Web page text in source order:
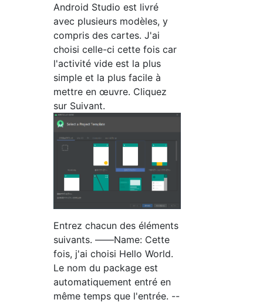
Android Studio est livré
avec plusieurs modèles, y
compris des cartes. J'ai
choisi celle-ci cette fois car
l'activité vide est la plus
simple et la plus facile à
mettre en œuvre. Cliquez
sur Suivant.
Entrez chacun des éléments
suivants. ――Name: Cette
fois, j'ai choisi Hello World.
Le nom du package est
automatiquement entré en
même temps que l'entrée. --